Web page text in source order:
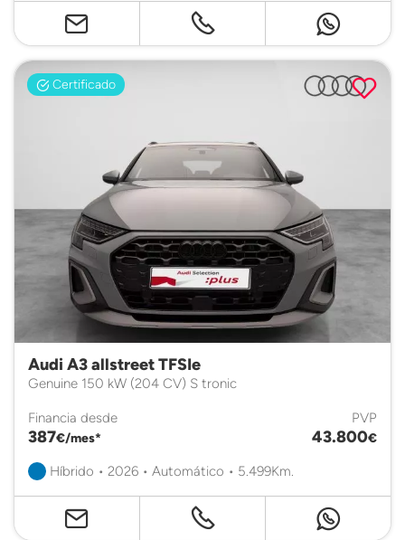
Certificado
Audi A3 allstreet TFSIe
Genuine 150 kW (204 CV) S tronic
Financia desde
387€/mes*
PVP
43.800€
Híbrido • 2026 • Automático • 5.499Km.